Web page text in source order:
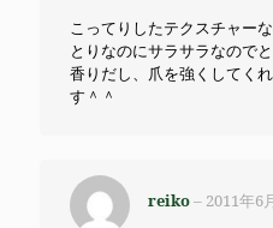
こってりしたテクスチャー
とりなのにサラサラなので
香りだし、爪を強くしてく
す＾＾
reiko– 2011年6